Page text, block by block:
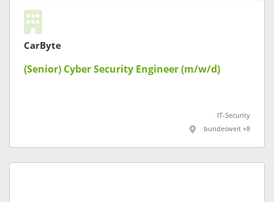
CarByte
(Senior) Cyber Security Engineer (m/w/d)
IT-Security
bundesweit +8